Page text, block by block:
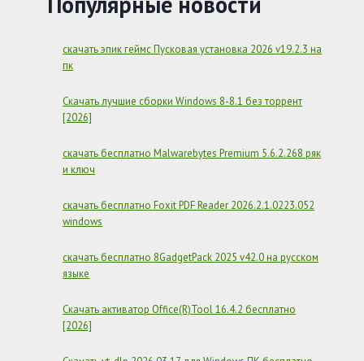
РУССКОМ
скачать эпик геймс Пусковая установка 2026 v19.2.3 на
пк
Скачать лучшие сборки Windows 8-8.1 без торрент
[2026]
скачать бесплатно Malwarebytes Premium 5.6.2.268 ряк
и ключ
скачать бесплатно Foxit PDF Reader 2026.2.1.0223.052
windows
скачать бесплатно 8GadgetPack 2025 v42.0 на русском
языке
Скачать активатор Office(R)Tool 16.4.2 бесплатно
[2026]